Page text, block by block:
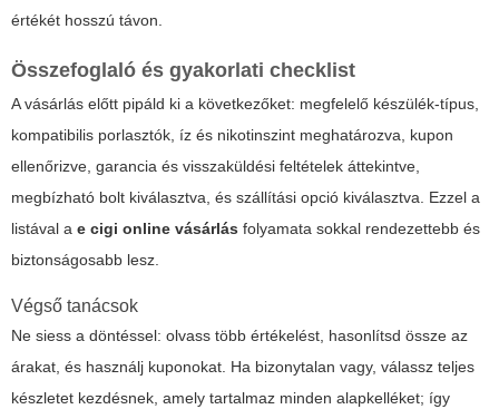
értékét hosszú távon.
Összefoglaló és gyakorlati checklist
A vásárlás előtt pipáld ki a következőket: megfelelő készülék-típus,
kompatibilis porlasztók, íz és nikotinszint meghatározva, kupon
ellenőrizve, garancia és visszaküldési feltételek áttekintve,
megbízható bolt kiválasztva, és szállítási opció kiválasztva. Ezzel a
listával a e cigi online vásárlás folyamata sokkal rendezettebb és
biztonságosabb lesz.
Végső tanácsok
Ne siess a döntéssel: olvass több értékelést, hasonlítsd össze az
árakat, és használj kuponokat. Ha bizonytalan vagy, válassz teljes
készletet kezdésnek, amely tartalmaz minden alapkelléket; így